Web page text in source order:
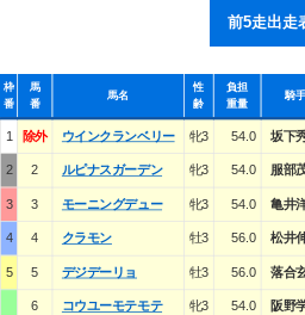
前5走出走
枠
番
馬
番
馬名
性
齢
負担
重量
騎手
1 除外 ウインクランベリー 牝3 54.0 坂下
2 2 ルピナスガーデン 牝3 54.0 服部
3 3 モーニングデュー 牝3 54.0 亀井
4 4 クラモン 牡3 56.0 松井
5 5 デジデーリョ 牡3 56.0 落合
6 コウユーモテモテ 牝3 54.0 阪野